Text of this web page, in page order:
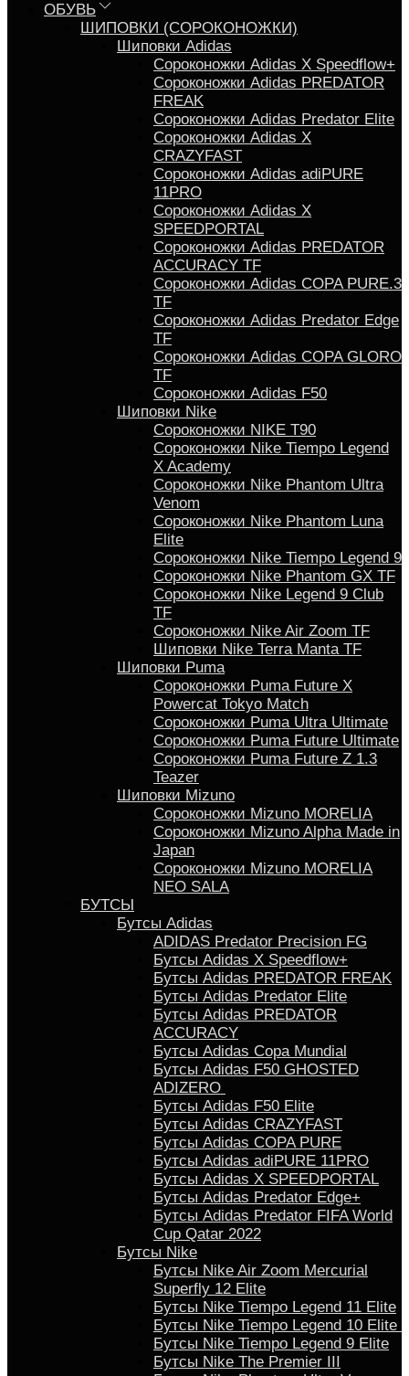
ОБУВЬ
ШИПОВКИ (СОРОКОНОЖКИ)
Шиповки Adidas
Сороконожки Аdidas X Speedflow+
Сороконожки Adidas PREDATOR
FREAK
Сороконожки Adidas Predator Elite
Сороконожки Adidas X
CRAZYFAST
Сороконожки Adidas adiPURE
11PRO
Сороконожки Аdidas X
SPEEDPORTAL
Сороконожки Adidas PREDATOR
ACCURACY TF
Сороконожки Adidas COPA PURE.3
TF
Сороконожки Аdidas Predator Edge
TF
Сороконожки Adidas COPA GLORO
TF
Сороконожки Adidas F50
Шиповки Nike
Сороконожки NIKE T90
Сороконожки Nike Tiempo Legend
X Academy
Сороконожки Nike Phantom Ultra
Venom
Сороконожки Nike Phantom Luna
Elite
Сороконожки Nike Tiempo Legend 9
Сороконожки Nike Phantom GX TF
Сороконожки Nike Legend 9 Club
TF
Сороконожки Nike Air Zoom TF
Шиповки Nike Terra Manta TF
Шиповки Puma
Сороконожки Puma Future X
Powercat Tokyo Match
Сороконожки Puma Ultra Ultimate
Сороконожки Puma Future Ultimate
Сороконожки Puma Future Z 1.3
Teazer
Шиповки Mizuno
Сороконожки Mizuno MORELIA
Сороконожки Mizuno Alpha Made in
Japan
Сороконожки Mizuno MORELIA
NEO SALA
БУТСЫ
Бутсы Adidas
ADIDAS Predator Precision FG
Бутсы Аdidas X Speedflow+
Бутсы Adidas PREDATOR FREAK
Бутсы Adidas Predator Elite
Бутсы Adidas PREDATOR
ACCURACY
Бутсы Adidas Copa Mundial
Бутсы Аdidas F50 GHOSTED
ADIZERO
Бутсы Adidas F50 Elite
Бутсы Adidas CRAZYFAST
Бутсы Adidas COPA PURE
Бутсы Adidas adiPURE 11PRO
Бутсы Аdidas X SPEEDPORTAL
Бутсы Аdidas Predator Edge+
Бутсы Аdidas Predator FIFA World
Cup Qatar 2022
Бутсы Nike
Бутсы Nike Air Zoom Mercurial
Superfly 12 Elite
Бутсы Nike Tiempo Legend 11 Elite
Бутсы Nike Tiempo Legend 10 Elite
Бутсы Nike Tiempo Legend 9 Elite
Бутсы Nike The Premier III